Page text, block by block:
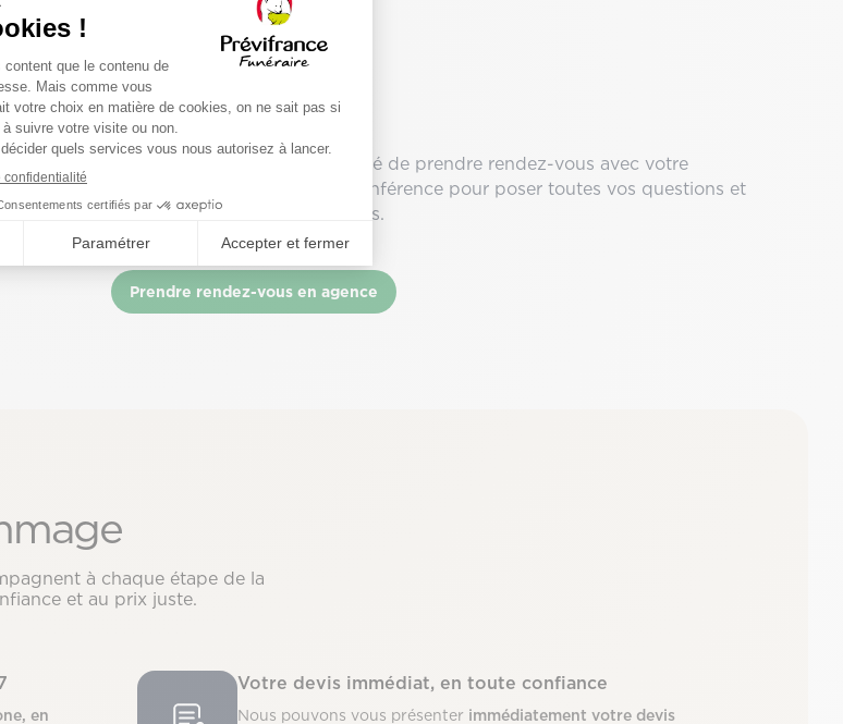
complet
dans
toutes
7J/7
De plus, vous avez la possibilité de prendre rendez-vous avec votre
conseiller funéraire en visio-conférence pour poser toutes vos questions et
discuter de vos préoccupations.
Prendre rendez-vous en agence
à chaque étape de la
et au prix juste.
en
Votre devis immédiat, en toute confiance
Nous pouvons vous présenter immédiatement votre devis